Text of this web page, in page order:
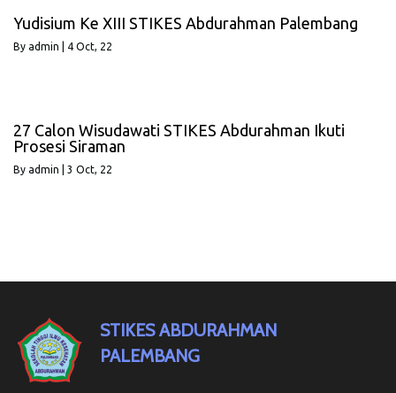
Yudisium Ke XIII STIKES Abdurahman Palembang
By admin 4 Oct, 22
27 Calon Wisudawati STIKES Abdurahman Ikuti
Prosesi Siraman
By admin 3 Oct, 22
STIKES ABDURAHMAN
PALEMBANG